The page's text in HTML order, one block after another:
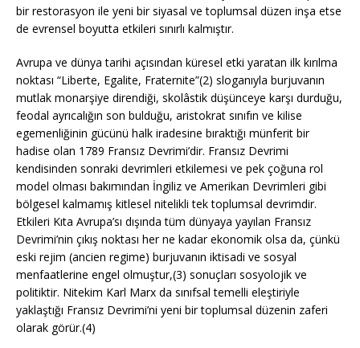
bir restorasyon ile yeni bir siyasal ve toplumsal düzen inşa etse
de evrensel boyutta etkileri sınırlı kalmıştır.
Avrupa ve dünya tarihi açısından küresel etki yaratan ilk kırılma
noktası “Liberte, Egalite, Fraternite”(2) sloganıyla burjuvanın
mutlak monarşiye direndiği, skolâstik düşünceye karşı durduğu,
feodal ayrıcalığın son bulduğu, aristokrat sınıfın ve kilise
egemenliğinin gücünü halk iradesine bıraktığı münferit bir
hadise olan 1789 Fransız Devrimi’dir. Fransız Devrimi
kendisinden sonraki devrimleri etkilemesi ve pek çoğuna rol
model olması bakımından İngiliz ve Amerikan Devrimleri gibi
bölgesel kalmamış kitlesel nitelikli tek toplumsal devrimdir.
Etkileri Kıta Avrupa’sı dışında tüm dünyaya yayılan Fransız
Devrimi’nin çıkış noktası her ne kadar ekonomik olsa da, çünkü
eski rejim (ancien regime) burjuvanın iktisadi ve sosyal
menfaatlerine engel olmuştur,(3) sonuçları sosyolojik ve
politiktir. Nitekim Karl Marx da sınıfsal temelli eleştiriyle
yaklaştığı Fransız Devrimi’ni yeni bir toplumsal düzenin zaferi
olarak görür.(4)